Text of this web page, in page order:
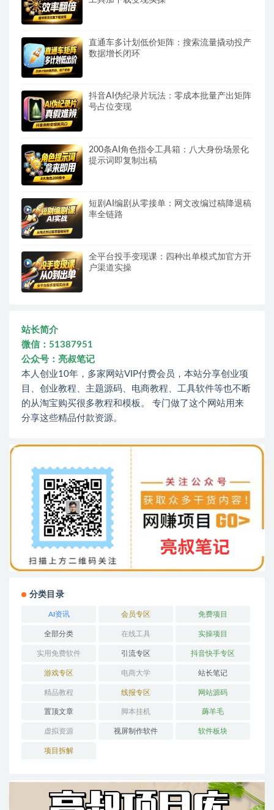
直通车多计划低价矩阵：搜索流量撬动投产
数据增长闭环
抖音AI伪纪录片玩法：零成本批量产出矩阵
号占位变现
200条AI角色指令工具箱：八大身份场景化
提示词即复制出稿
短剧AI编剧从零接单：网文改编过稿降退稿
率全链路
全平台投手变现课：四种出单模式加官方开
户渠道实操
站长简介
微信：51387951
公众号：亮叔笔记
本人创业10年，多家网站VIP付费会员，本站分享创业项
目、创业教程、主题源码、电商教程、工具软件等也不断
的从淘宝购买很多教程和模板。 专门做了这个网站用来
分享这些精品付款资源。
分类目录
AI资讯 会员专区 免费项目
全部分类 在线工具 实操项目
实用免费软件 引流专区 抖音快手专区
游戏专区 电商大学 站长笔记
精品教程 线报专区 网站源码
置顶文章 脚本挂机 薅羊毛
虚拟资源 视屏制作软件 软件板块
项目拆解